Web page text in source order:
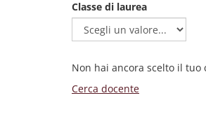
Classe di laurea
Non hai ancora scelto il tuo
Cerca docente